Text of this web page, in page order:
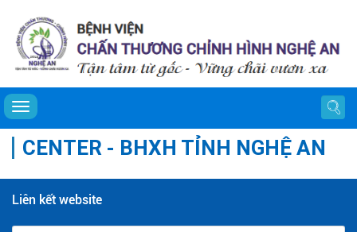
Toggle navigation
CENTER - BHXH TỈNH NGHỆ AN
Liên kết website